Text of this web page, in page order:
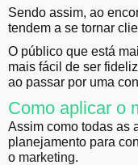
Sendo assim, ao
tendem a se tornar
O público que está
mais fácil de ser
ao passar por uma
Como aplicar o
Assim como todas as
planejamento para
o marketing.